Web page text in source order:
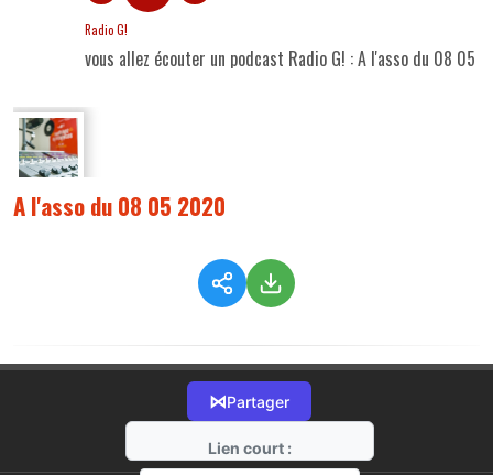
Radio G!
vous allez écouter un podcast Radio G! : A l'asso du 08 05
A l'asso du 08 05 2020
⋈Partager
Lien court :